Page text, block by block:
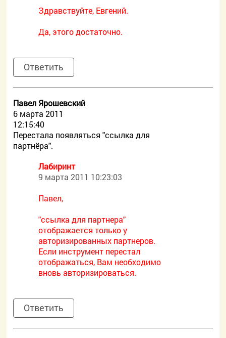
Здравствуйте, Евгений.
Да, этого достаточно.
Ответить
Павел Ярошевский
6 марта 2011
12:15:40
Перестала появляться "ссылка для
партнёра".
Лабиринт
9 марта 2011 10:23:03
Павел,
"ссылка для партнера"
отображается только у
авторизированных партнеров.
Если инструмент перестал
отображаться, Вам необходимо
вновь авторизироваться.
Ответить